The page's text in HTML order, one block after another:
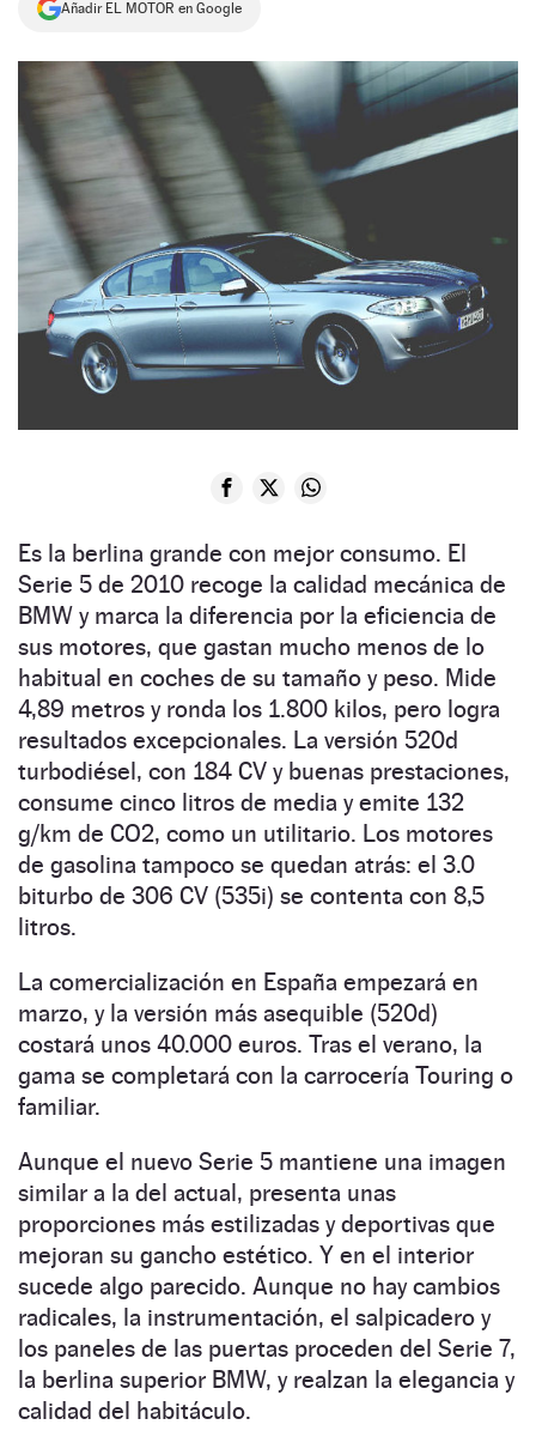
SÍGUENOS
Añadir EL MOTOR en Google
Es la berlina grande con mejor consumo. El
Serie 5 de 2010 recoge la calidad mecánica de
BMW y marca la diferencia por la eficiencia de
sus motores, que gastan mucho menos de lo
habitual en coches de su tamaño y peso. Mide
4,89 metros y ronda los 1.800 kilos, pero logra
resultados excepcionales. La versión 520d
turbodiésel, con 184 CV y buenas prestaciones,
consume cinco litros de media y emite 132
g/km de CO2, como un utilitario. Los motores
de gasolina tampoco se quedan atrás: el 3.0
biturbo de 306 CV (535i) se contenta con 8,5
litros.
La comercialización en España empezará en
marzo, y la versión más asequible (520d)
costará unos 40.000 euros. Tras el verano, la
gama se completará con la carrocería Touring o
familiar.
Aunque el nuevo Serie 5 mantiene una imagen
similar a la del actual, presenta unas
proporciones más estilizadas y deportivas que
mejoran su gancho estético. Y en el interior
sucede algo parecido. Aunque no hay cambios
radicales, la instrumentación, el salpicadero y
los paneles de las puertas proceden del Serie 7,
la berlina superior BMW, y realzan la elegancia y
calidad del habitáculo.